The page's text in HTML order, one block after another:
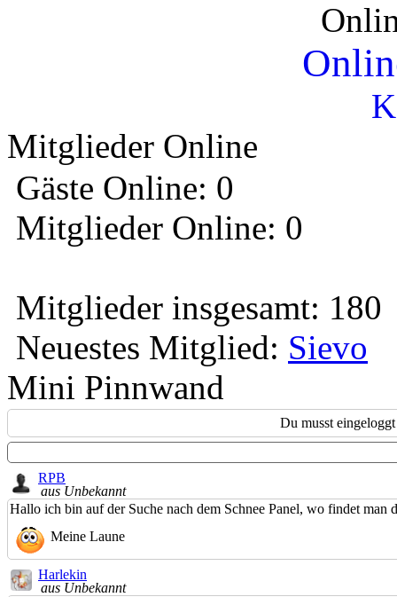
Mitglieder Online
Gäste Online: 0
Mitglieder Online: 0
Mitglieder insgesamt: 180
Neuestes Mitglied: Sievo
Mini Pinnwand
Du musst
RPB
aus Unbekannt
Hallo ich bin auf der Suche nach dem Schnee Panel, wo findet man
Meine Laune
Harlekin
aus Unbekannt